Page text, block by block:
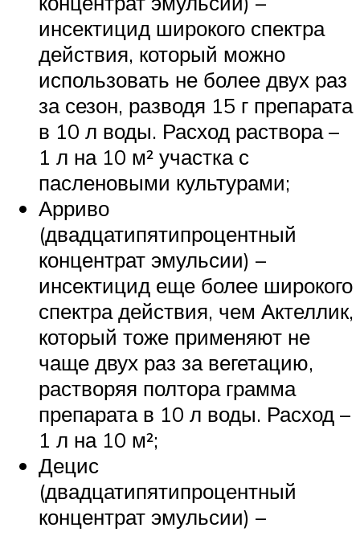
инсектицид широкого спектра
действия, который можно
использовать не более двух раз
за сезон, разводя 15 г препарата
в 10 л воды. Расход раствора –
1 л на 10 м² участка с
пасленовыми культурами;
Арриво
(двадцатипятипроцентный
концентрат эмульсии) –
инсектицид еще более широкого
спектра действия, чем Актеллик,
который тоже применяют не
чаще двух раз за вегетацию,
растворяя полтора грамма
препарата в 10 л воды. Расход –
1 л на 10 м²;
Децис
(двадцатипятипроцентный
концентрат эмульсии) –